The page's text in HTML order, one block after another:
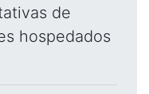
de
hospedados